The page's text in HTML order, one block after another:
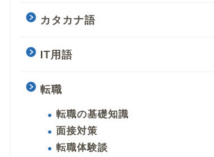
カタカナ語
IT用語
転職
転職の基礎知識
面接対策
転職体験談